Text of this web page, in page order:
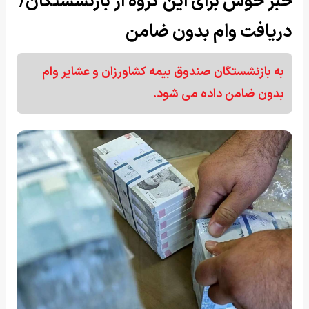
دریافت وام بدون ضامن
به بازنشستگان صندوق بیمه کشاورزان و عشایر وام
بدون ضامن داده می شود.